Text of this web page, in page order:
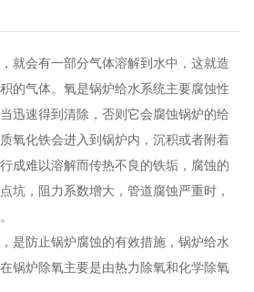
就会有一部分气体溶解到水中，这就造
的气体。氧是锅炉给水系统主要腐蚀性
迅速得到清除，否则它会腐蚀锅炉的给
氧化铁会进入到锅炉内，沉积或者附着
成难以溶解而传热不良的铁垢，腐蚀的
坑，阻力系数增大，管道腐蚀严重时，
是防止锅炉腐蚀的有效措施，锅炉给水
锅炉除氧主要是由热力除氧和化学除氧